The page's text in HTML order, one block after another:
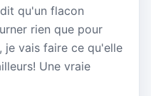
qu'un flacon
rien que pour
je vais faire ce qu'elle
Une vraie